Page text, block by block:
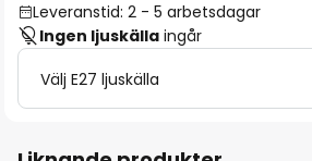
Leveranstid: 2 - 5 arbetsdagar
Ingen ljuskälla ingår
Välj E27 ljuskälla